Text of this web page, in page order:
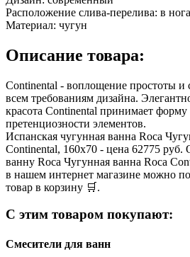
Расположение слива-перелива: в
Материал: чугун
Описание товара:
Continental - воплощение простоты и
всем требованиям дизайна.
красота Continental принимает
претенциозности элементов.
Испанская чугунная ванна Roca
Continental, 160x70 - цена 62775 руб.
ванну Roca Чугунная ванна Roca
в нашем интернет магазине можно
товар в корзину 🛒.
С этим товаром покупают:
Смесители для ванн